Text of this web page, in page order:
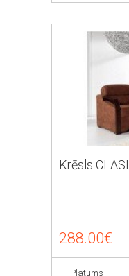
Krēsls
288.00€
Platums